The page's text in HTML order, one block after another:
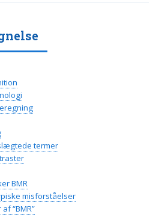
termer
BMR
misforståelser
“BMR”